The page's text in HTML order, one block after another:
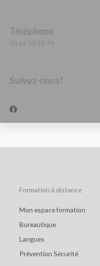
Téléphone
03 64 53 93 79
Suivez-nous!
c
e
o
Formation à distance
Mon espace formation
Bureautique
Langues
Prévention Sécurité